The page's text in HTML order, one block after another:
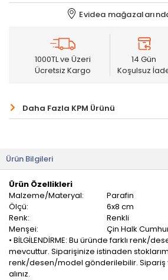
Evidea
1000TL ve Üzeri
Ücretsiz Kargo
14 Gün
Koşulsuz
Daha Fazla KPM Ürünü
Ürün Bilgileri
Ürün Özellikleri
Malzeme/Materyal:
Parafin
Ölçü:
6x8 cm
Renk:
Renkli
Menşei:
Çin Halk
• BİLGİLENDİRME: Bu üründe farklı renk/
mevcuttur. Siparişinize istinaden
renk/desen/model gönderilebilir. Sipariş
alınız.